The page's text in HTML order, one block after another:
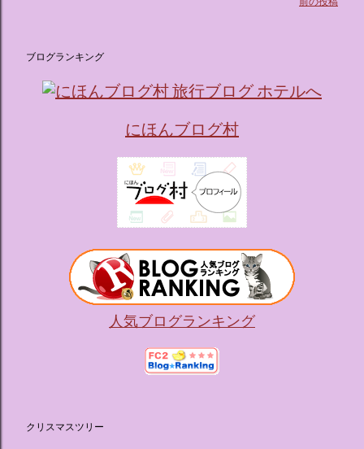
ブログランキング
にほんブログ村
人気ブログランキング
クリスマスツリー